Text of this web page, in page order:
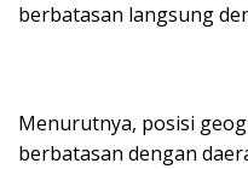
berbatasan langsung
Menurutnya, posisi
berbatasan dengan